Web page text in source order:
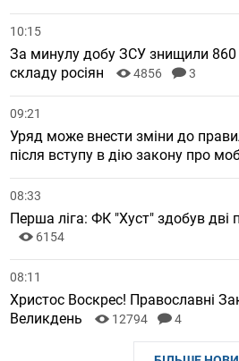
10:15
За минулу добу ЗСУ знищили 860
складу росіян
4856 3
09:21
Уряд може внести зміни до
після вступу в дію закону про
08:33
Перша ліга: ФК "Хуст" здобув дві
6154
08:11
Христос Воскрес! Православні
Великдень
12794 4